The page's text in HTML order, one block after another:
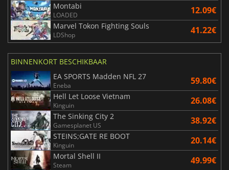
Montabi
LOADED 12.09€
Marvel Tokon Fighting Souls
LDShop 41.22€
BINNENKORT BESCHIKBAAR
EA SPORTS Madden NFL 27
Eneba 59.80€
Hell Let Loose Vietnam
Kinguin 26.08€
The Sinking City 2
Gamesplanet US 38.92€
STEINS;GATE RE BOOT
Kinguin 20.14€
Mortal Shell II
Steam 49.99€